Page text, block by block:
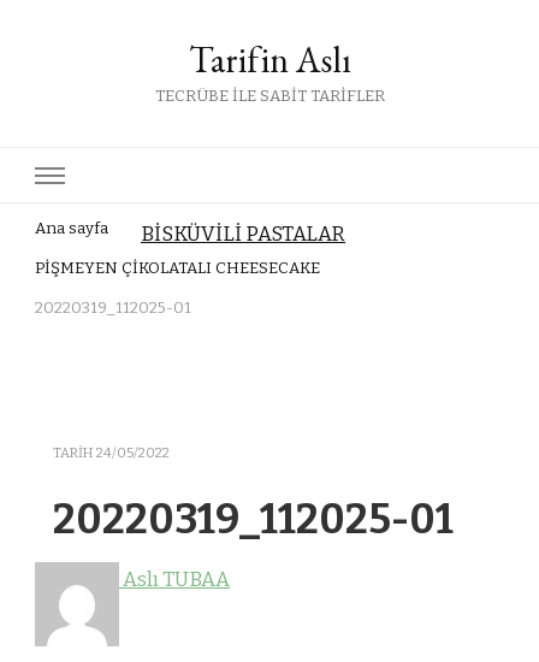
Tarifin Aslı
TECRÜBE İLE SABİT TARİFLER
Ana sayfa BİSKÜVİLİ PASTALAR
PİŞMEYEN ÇİKOLATALI CHEESECAKE
20220319_112025-01
TARIH 24/05/2022
20220319_112025-01
Aslı TUBAA